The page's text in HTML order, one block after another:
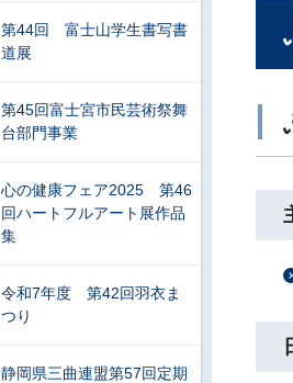
第44回 富士山学生書写書
道展
第45回富士宮市民芸術祭舞
台部門事業
心の健康フェア2025 第46
回ハートフルアート展作品
集
令和7年度 第42回羽衣ま
つり
静岡県三曲連盟第57回定期